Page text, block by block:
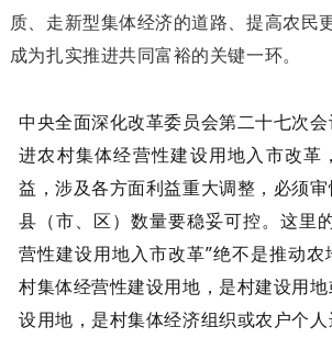
质、走新型集体经济的道路、提高农民
成为扎实推进共同富裕的关键一环。
中央全面深化改革委员会第二十七次
进农村集体经营性建设用地入市改革
益，涉及各方面利益重大调整，必须
县（市、区）数量要稳妥可控。这里
营性建设用地入市改革”绝不是推动农
村集体经营性建设用地，是村建设用
设用地，是村集体经济组织或农户个